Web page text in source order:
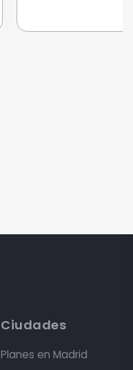
Ciudades
Planes en Madrid